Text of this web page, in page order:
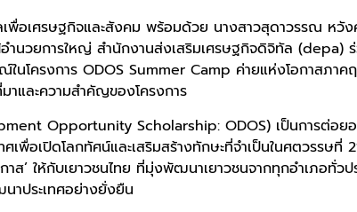
พื่อเศรษฐกิจและสังคม พร้อมด้วย นางสาวสุดาวรรณ หวั
วยการใหญ่ สำนักงานส่งเสริมเศรษฐกิจดิจิทัล (depa)
โครงการ ODOS Summer Camp ค่ายแห่งโอกาสภา
าและความสำคัญของโครงการ
Opportunity Scholarship: ODOS) เป็นการต่อยอ
เพื่อเปิดโลกทัศน์และเสริมสร้างทักษะที่จำเป็นในศตวรรษ
’ ให้กับเยาวชนไทย ที่มุ่งพัฒนาเยาวชนจากทุกอำเภอทั่วป
าประเทศอย่างยั่งยืน